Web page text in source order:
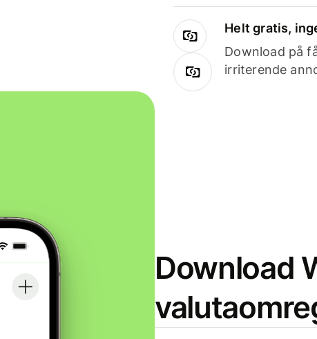
Helt gratis,
Download på
irriterende
Download